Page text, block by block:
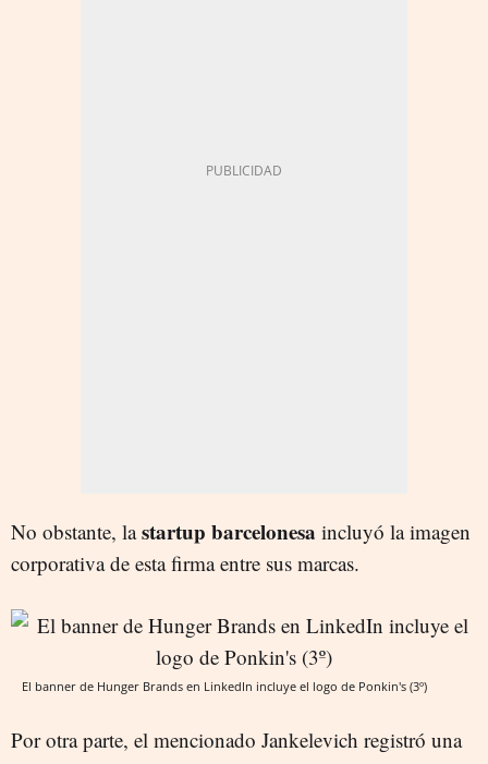
No obstante, lastartup barcelonesa incluyó la imagen
corporativa de esta firma entre sus marcas.
El banner de Hunger Brands en LinkedIn incluye el logo de Ponkin's (3º)
Por otra parte, el mencionado Jankelevich registró una